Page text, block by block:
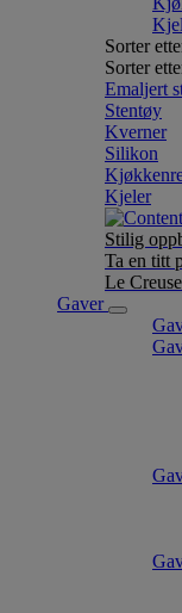
Sorter
Sorter
Emaljert
Stentøy
Kverner
Silikon
Kjeler
Stilig
Ta en titt
Le
Gaver